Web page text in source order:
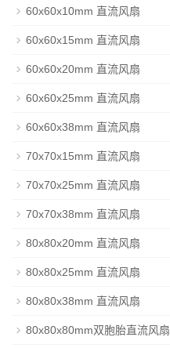
60x60x10mm 直流风扇
60x60x15mm 直流风扇
60x60x20mm 直流风扇
60x60x25mm 直流风扇
60x60x38mm 直流风扇
70x70x15mm 直流风扇
70x70x25mm 直流风扇
70x70x38mm 直流风扇
80x80x20mm 直流风扇
80x80x25mm 直流风扇
80x80x38mm 直流风扇
80x80x80mm双胞胎直流风扇